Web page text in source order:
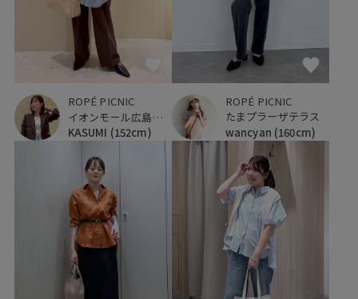
ROPÉ PICNIC
イオンモール広島府中
KASUMI (152cm)
ROPÉ PICNIC
たまプラーザテラス
wancyan (160cm)